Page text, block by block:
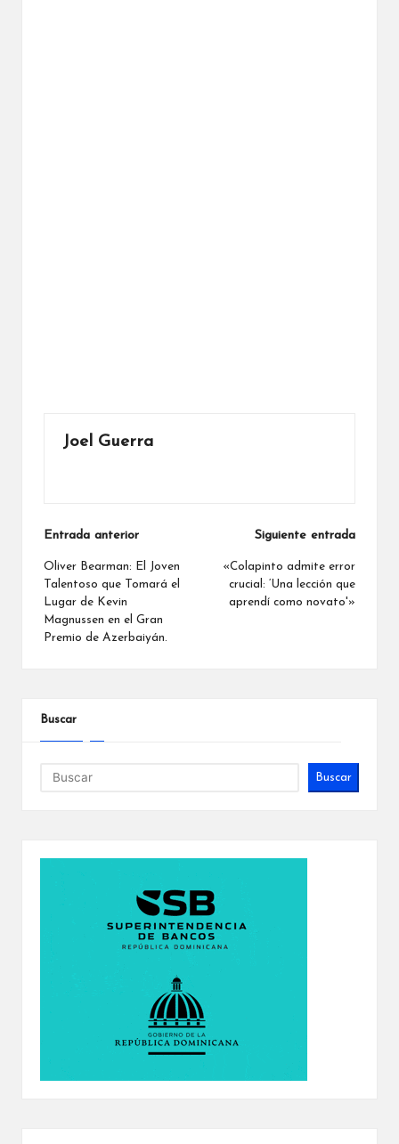
Joel Guerra
Navegación
de
entradas
Entrada anterior
Oliver Bearman: El Joven
Talentoso que Tomará el
Lugar de Kevin
Magnussen en el Gran
Premio de Azerbaiyán.
Siguiente entrada
«Colapinto admite error
crucial: ‘Una lección que
aprendí como novato'»
Buscar
Buscar